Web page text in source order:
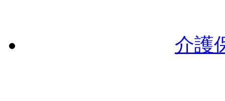
介護